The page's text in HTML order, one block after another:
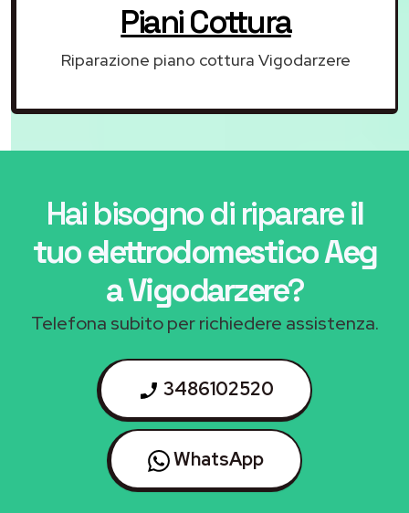
Piani Cottura
Riparazione piano cottura Vigodarzere
Hai bisogno di riparareil
tuo elettrodomestico Aeg
a Vigodarzere?
Telefona subito per richiedere assistenza.
3486102520
WhatsApp